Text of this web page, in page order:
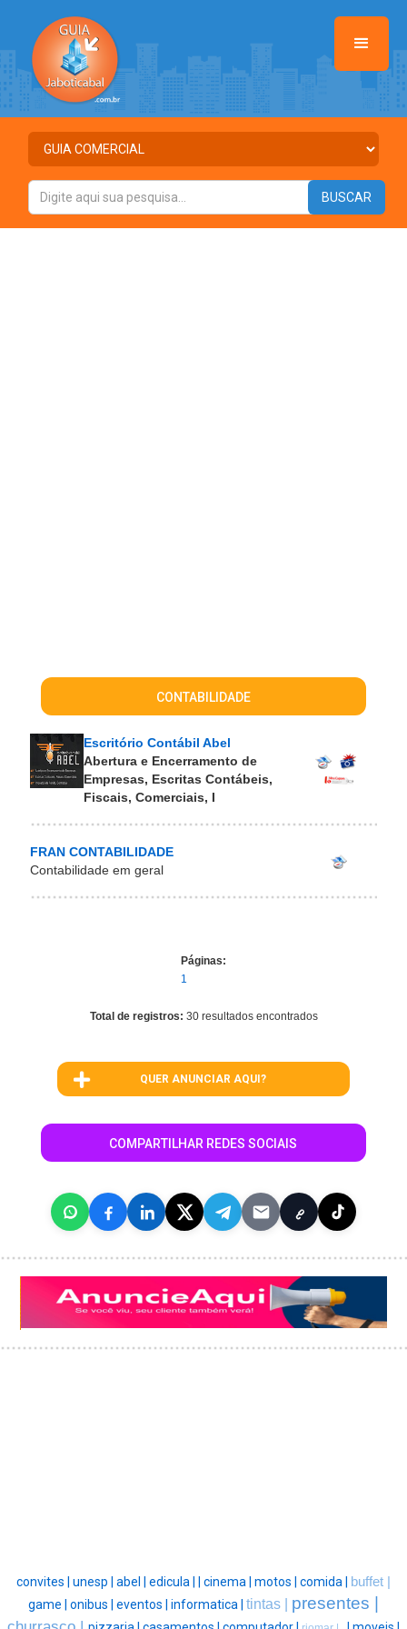
CONTABILIDADE
Escritório Contábil Abel
Abertura e Encerramento de
Empresas, Escritas Contábeis,
Fiscais, Comerciais, I
FRAN CONTABILIDADE
Contabilidade em geral
Páginas:
1
Total de registros: 30 resultados encontrados
QUER ANUNCIAR AQUI?
COMPARTILHAR REDES SOCIAIS
convites | unesp | abel | edicula | cinema | motos | comida |
buffet |
game | onibus | eventos | informatica | tintas | presentes |